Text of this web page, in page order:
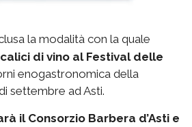
la modalità con la quale
di vino al Festival delle
enogastronomica della
settembre ad Asti.
il Consorzio Barbera d’Asti e